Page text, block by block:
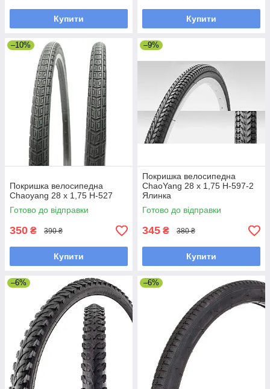
Купити Купити
–10%
Покришка велосипедна
Chaoyang 28 x 1,75 H-527
Готово до відправки
350 ₴ 390 ₴
Купити
–9%
Покришка велосипедна
ChaoYang 28 x 1,75 H-597-2
Ялинка
Готово до відправки
345 ₴ 380 ₴
Купити
–6% –6%